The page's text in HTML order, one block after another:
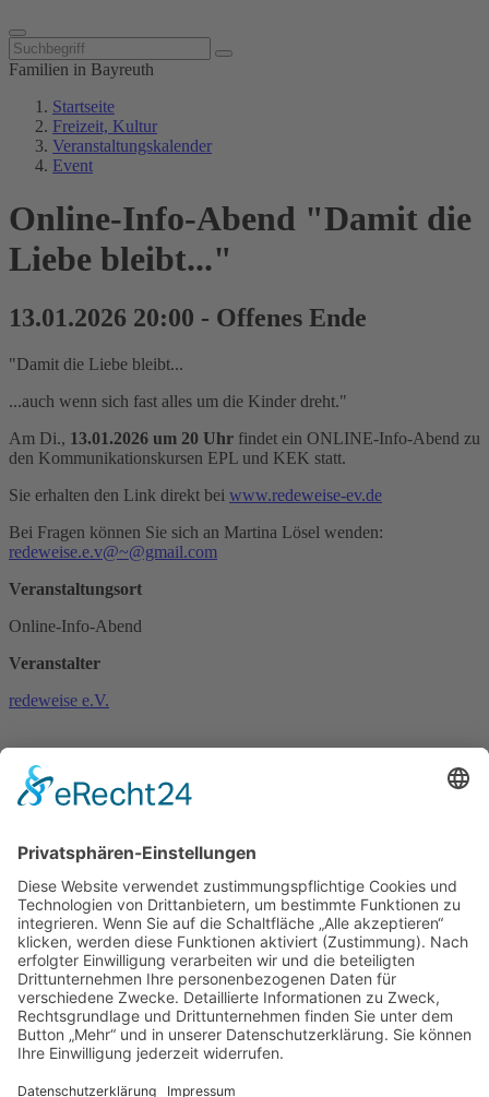
Familien in Bayreuth
Startseite
Freizeit, Kultur
Veranstaltungskalender
Event
Online-Info-Abend "Damit die
Liebe bleibt..."
13.01.2026 20:00 - Offenes Ende
"Damit die Liebe bleibt...
...auch wenn sich fast alles um die Kinder dreht."
Am Di., 13.01.2026 um 20 Uhr findet ein ONLINE-Info-Abend zu
den Kommunikationskursen EPL und KEK statt.
Sie erhalten den Link direkt bei www.redeweise-ev.de
Bei Fragen können Sie sich an Martina Lösel wenden:
redeweise.e.v@~@gmail.com
Veranstaltungsort
Online-Info-Abend
Veranstalter
redeweise e.V.
zurück
Newsletter abonnieren
Impressum
Datenschutz
Erklärung zur Barrierefreiheit